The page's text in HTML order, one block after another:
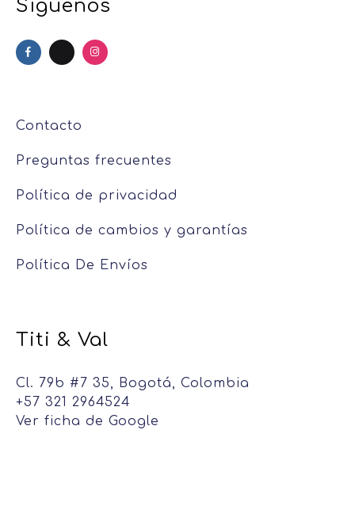
Síguenos
Contacto
Preguntas frecuentes
Política de privacidad
Política de cambios y garantías
Política De Envíos
Titi & Val
Cl. 79b #7 35, Bogotá, Colombia
+57 321 2964524
Ver ficha de Google